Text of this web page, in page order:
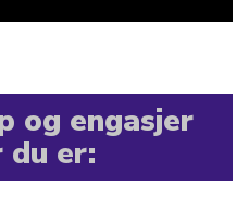
og engasjer
du er: